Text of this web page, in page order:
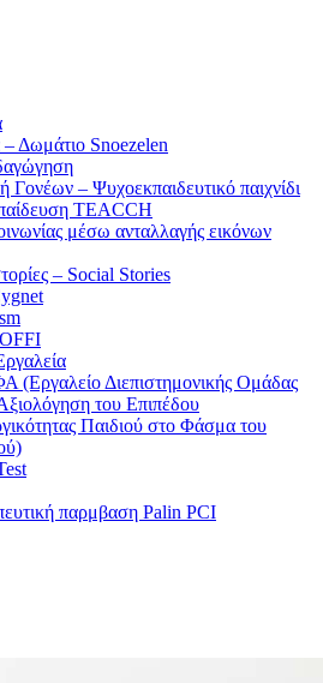
– Δωμάτιο Snoezelen
Γονέων – Ψυχοεκπαιδευτικό παιχνίδι
TEACCH
μέσω ανταλλαγής εικόνων
– Social Stories
Διεπιστημονικής Ομάδας
του Επιπέδου
Παιδιού στο Φάσμα του
παρμβαση Palin PCI